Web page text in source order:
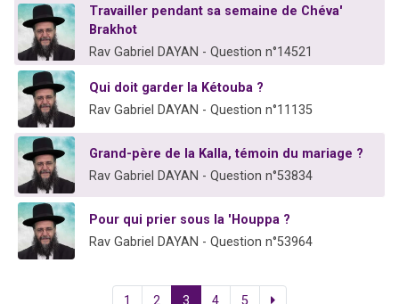
Travailler pendant sa semaine de Chéva'
Brakhot
Rav Gabriel DAYAN - Question n°14521
Qui doit garder la Kétouba ?
Rav Gabriel DAYAN - Question n°11135
Grand-père de la Kalla, témoin du mariage ?
Rav Gabriel DAYAN - Question n°53834
Pour qui prier sous la 'Houppa ?
Rav Gabriel DAYAN - Question n°53964